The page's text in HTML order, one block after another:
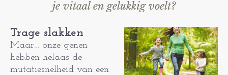
je vitaal en gelukkig voelt?
Trage slakken
Maar… onze genen
hebben helaas de
mutatiesnelheid van een